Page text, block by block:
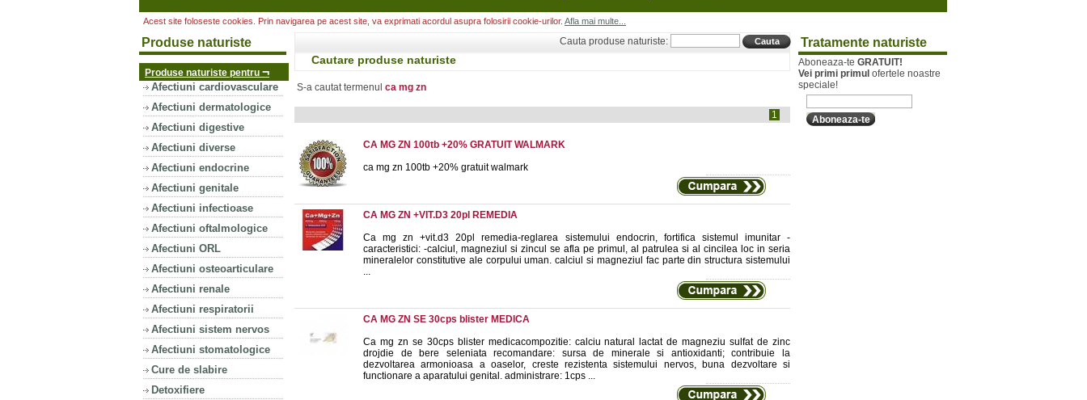
Acest site foloseste cookies. Prin navigarea pe acest site, va exprimati acordul asupra folosirii cookie-urilor. Afla mai multe...
Cauta produse naturiste:
Produse naturiste
Produse naturiste pentru ¬
Afectiuni cardiovasculare
Afectiuni dermatologice
Afectiuni digestive
Afectiuni diverse
Afectiuni endocrine
Afectiuni genitale
Afectiuni infectioase
Afectiuni oftalmologice
Afectiuni ORL
Afectiuni osteoarticulare
Afectiuni renale
Afectiuni respiratorii
Afectiuni sistem nervos
Afectiuni stomatologice
Cure de slabire
Detoxifiere
Cautare produse naturiste
S-a cautat termenul ca mg zn
1
CA MG ZN 100tb +20% GRATUIT WALMARK
ca mg zn 100tb +20% gratuit walmark
CA MG ZN +VIT.D3 20pl REMEDIA
Ca mg zn +vit.d3 20pl remedia-reglarea sistemului endocrin, fortifica sistemul imunitar -
caracteristici: -calciul, magneziul si zincul se afla pe primul, al patrulea si al cincilea loc in seria
mineralelor constitutive ale corpului uman. calciul si magneziul fac parte din structura sistemului
...
CA MG ZN SE 30cps blister MEDICA
Ca mg zn se 30cps blister medicacompozitie: calciu natural lactat de magneziu sulfat de zinc
drojdie de bere seleniata recomandare: sursa de minerale si antioxidanti; contribuie la
dezvoltarea armonioasa a oaselor, creste rezistenta sistemului nervos, buna dezvoltare si
functionare a aparatului genital. administrare: 1cps ...
Tratamente naturiste
Aboneaza-te GRATUIT!
Vei primi primul ofertele noastre
speciale!